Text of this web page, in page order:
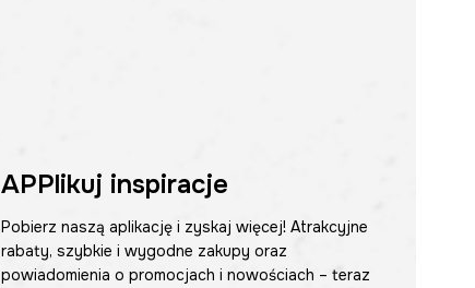
APPlikuj inspiracje
Pobierz naszą aplikację i zyskaj więcej! Atrakcyjne
rabaty, szybkie i wygodne zakupy oraz
powiadomienia o promocjach i nowościach – teraz